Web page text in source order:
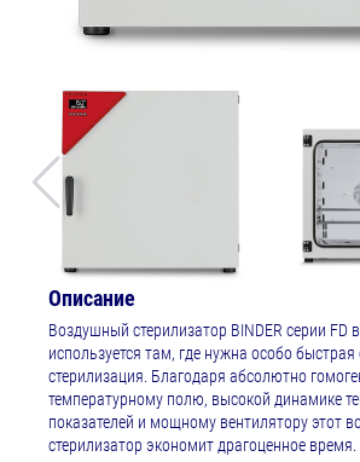
Описание
Воздушный стерилизатор BINDER серии FD
используется там, где нужна особо быстрая
стерилизация. Благодаря абсолютно
температурному полю, высокой динамике
показателей и мощному вентилятору этот
стерилизатор экономит драгоценное время.